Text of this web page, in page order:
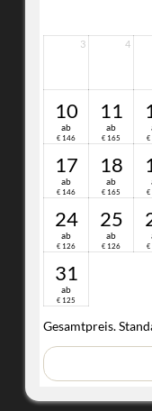
3 4
10
ab
€ 146
11
ab
€ 165 €
17
ab
€ 146
18
ab
€ 165 €
24
ab
€ 126
25
ab
€ 126 €
31
ab
€ 125
Gesamtpreis.